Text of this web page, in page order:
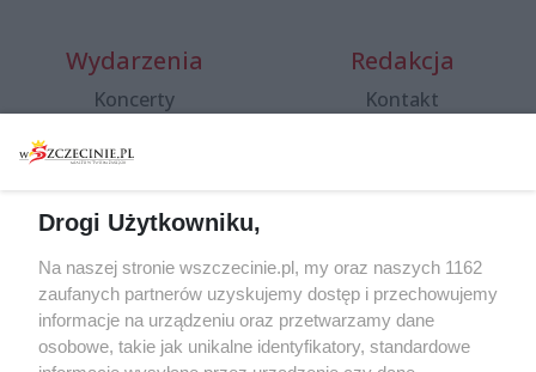
Wydarzenia
Koncerty
Spacery i oprowadzania
targi
Wernisaże
Więcej
Redakcja
Kontakt
Specjalny koncert z okazji
20. urodzin portalu
wSzczecinie.pl
Regulamin konkursów
Drogi Użytkowniku,
Na naszej stronie wszczecinie.pl, my oraz naszych 1162
zaufanych partnerów uzyskujemy dostęp i przechowujemy
informacje na urządzeniu oraz przetwarzamy dane
osobowe, takie jak unikalne identyfikatory, standardowe